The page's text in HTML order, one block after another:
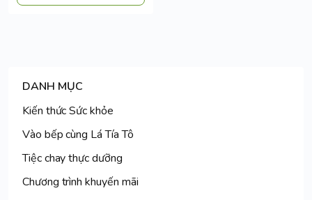
DANH MỤC
Kiến thức Sức khỏe
Vào bếp cùng Lá Tía Tô
Tiệc chay thực dưỡng
Chương trình khuyến mãi